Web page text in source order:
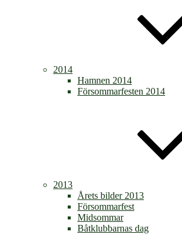
2014
Hamnen 2014
Försommarfesten 2014
2013
Årets bilder 2013
Försommarfest
Midsommar
Båtklubbarnas dag